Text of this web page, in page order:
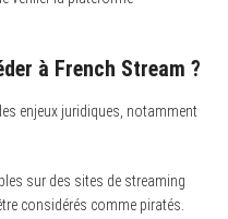
à French Stream ?
enjeux juridiques, notamment
sur des sites de streaming
considérés comme piratés.